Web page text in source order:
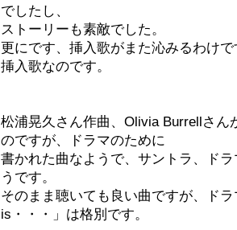
でしたし、
ストーリーも素敵でした。
更にです、挿入歌がまた沁みるわけ
挿入歌なのです。
松浦晃久さん作曲、Olivia Burrellさ
のですが、ドラマのために
書かれた曲なようで、サントラ、ド
うです。
そのまま聴いても良い曲ですが、ド
is・・・」は格別です。